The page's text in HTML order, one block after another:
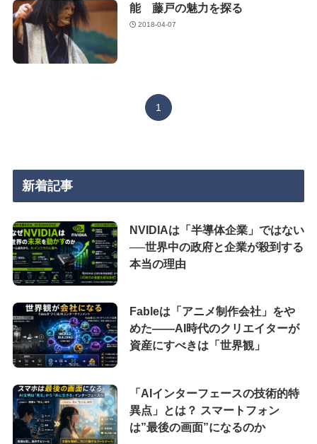
能 藤戸の魅力を探る
2018-04-07
1
新着記事
NVIDIAは「半導体企業」ではない
──世界中の政府と企業が殺到する
本当の理由
Fableは「アニメ制作会社」をや
めた――AI時代のクリエイターが
資産にすべきは「世界観」
「AIインターフェースの技術的特
異点」とは？ スマートフォン
は”最後の画面”になるのか